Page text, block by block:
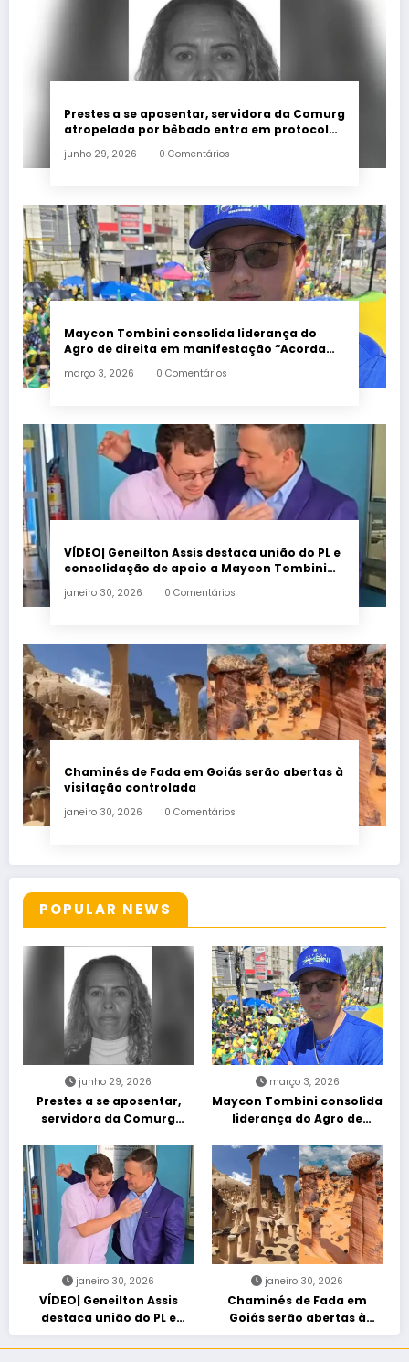
Prestes a se aposentar, servidora da Comurg
atropelada por bêbado entra em protocolo
junho 29, 2026 0 Comentários
Maycon Tombini consolida liderança do
Agro de direita em manifestação “Acorda
março 3, 2026 0 Comentários
VÍDEO| Geneilton Assis destaca união do PL e
consolidação de apoio a Maycon Tombini
janeiro 30, 2026 0 Comentários
Chaminés de Fada em Goiás serão abertas à
visitação controlada
janeiro 30, 2026 0 Comentários
POPULAR NEWS
junho 29, 2026
Prestes a se aposentar,
servidora da Comurg
entra em protocolo de
morte encefálica
março 3, 2026
Maycon Tombini consolida
liderança do Agro de
“Acorda Brasil” em Goiânia
janeiro 30, 2026
VÍDEO| Geneilton Assis
destaca união do PL e
consolidação de apoio a
Maycon Tombini em Jataí
janeiro 30, 2026
Chaminés de Fada em
Goiás serão abertas à
visitação controlada